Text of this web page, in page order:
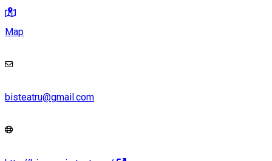
Map
bisteatru@gmail.com